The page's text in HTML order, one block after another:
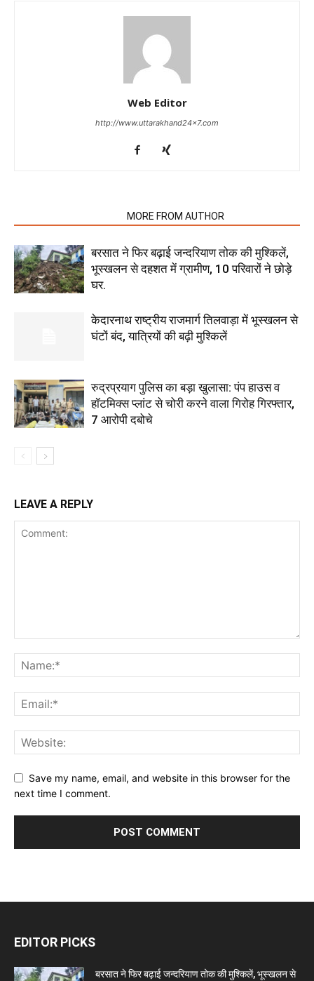
Web Editor
http://www.uttarakhand24x7.com
MORE FROM AUTHOR
बरसात ने फिर बढ़ाई जन्दरियाण तोक की मुश्किलें,
भूस्खलन से दहशत में ग्रामीण, 10 परिवारों ने छोड़े
घर.
केदारनाथ राष्ट्रीय राजमार्ग तिलवाड़ा में भूस्खलन से
घंटों बंद, यात्रियों की बढ़ी मुश्किलें
रुद्रप्रयाग पुलिस का बड़ा खुलासा: पंप हाउस व
हॉटमिक्स प्लांट से चोरी करने वाला गिरोह गिरफ्तार,
7 आरोपी दबोचे
LEAVE A REPLY
Save my name, email, and website in this browser for the
next time I comment.
EDITOR PICKS
बरसात ने फिर बढ़ाई जन्दरियाण तोक की मुश्किलें, भूस्खलन से